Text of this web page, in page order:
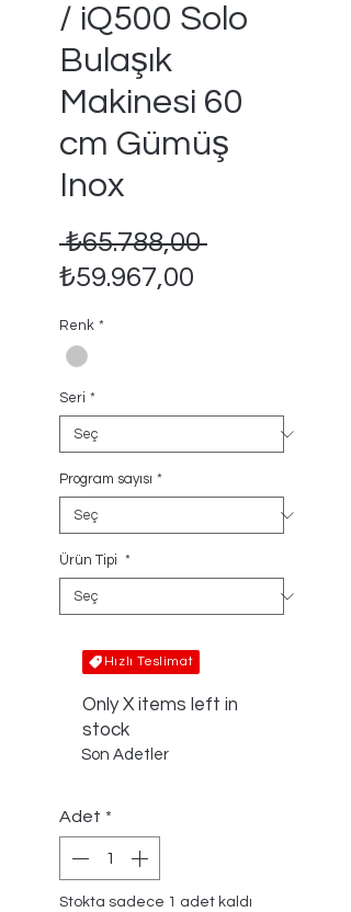
/ iQ500 Solo
Bulaşık
Makinesi 60
cm Gümüş
Inox
₺65.788,00 Normal
₺59.967,00
Renk *
Seri *
Program sayısı *
Ürün Tipi *
Hızlı Teslimat
Only X items left in
stock
Son Adetler
Adet *
Stokta sadece 1 adet kaldı